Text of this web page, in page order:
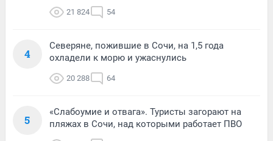
21 824 54
4
Северяне, пожившие в Сочи, на 1,5 года
охладели к морю и ужаснулись
20 288 64
5
«Слабоумие и отвага». Туристы загорают на
пляжах в Сочи, над которыми работает ПВО